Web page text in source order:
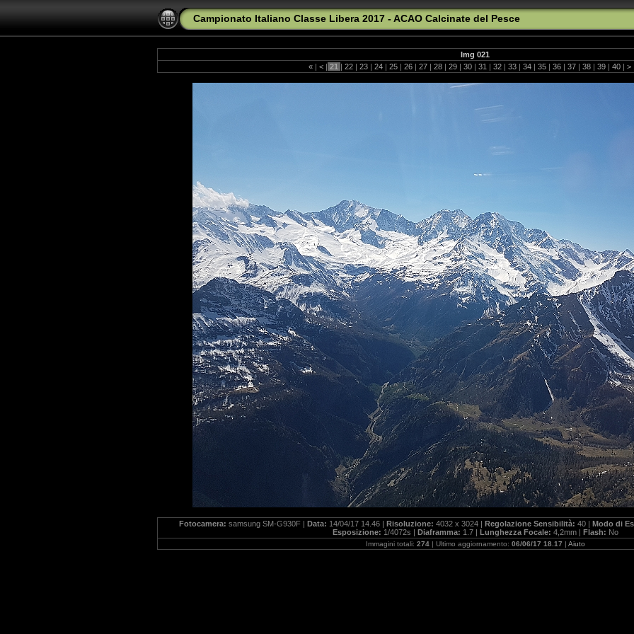
Campionato Italiano Classe Libera 2017 - ACAO Calcinate del Pesce
Img 021
« | < | 21 | 22 | 23 | 24 | 25 | 26 | 27 | 28 | 29 | 30 | 31 | 32 | 33 | 34 | 35 | 36 | 37 | 38 | 39 | 40 | >
Fotocamera: samsung SM-G930F | Data: 14/04/17 14.46 | Risoluzione: 4032 x 3024 | Regolazione Sensibilità: 40 | Modo di
Esposizione: 1/4072s | Diaframma: 1.7 | Lunghezza Focale: 4,2mm | Flash: No
Immagini totali: 274| Ultimo aggiornamento: 06/06/17 18.17 | Aiuto